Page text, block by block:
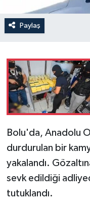
Paylaş
Bolu'da, Anadolu
durdurulan bir
yakalandı.
sevk edildiği
tutuklandı.